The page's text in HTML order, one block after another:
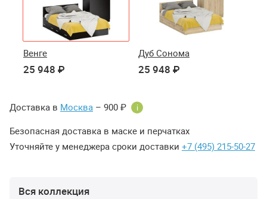
Венге
25 948 ₽
Дуб Сонома
25 948 ₽
Доставка в Москва – 900 ₽ i
Безопасная доставка в маске и перчатках
Уточняйте у менеджера сроки доставки +7 (495) 215-50-27
Вся коллекция